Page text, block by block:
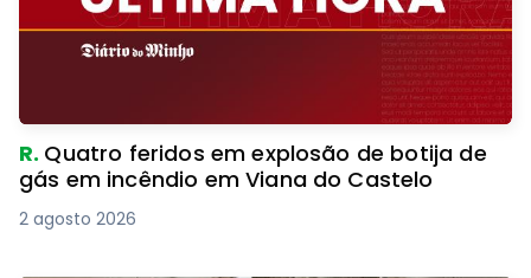
R. Quatro feridos em explosão de botija de
gás em incêndio em Viana do Castelo
2 agosto 2026